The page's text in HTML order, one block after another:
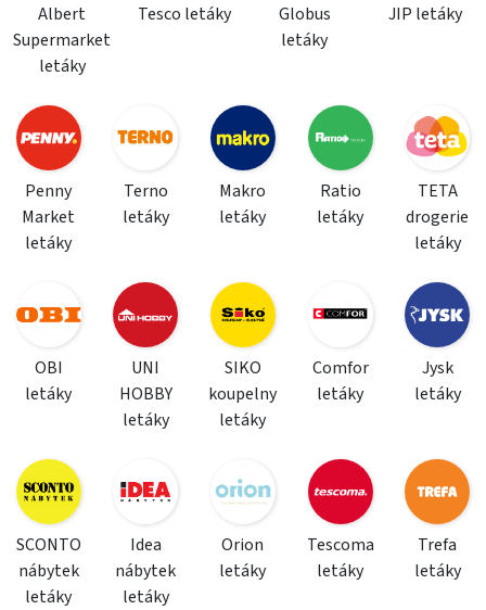
Albert
Supermarket
letáky
Tesco letáky
Globus
letáky
JIP letáky
Penny
Market
letáky
Terno
letáky
Makro
letáky
Ratio
letáky
TETA
drogerie
letáky
OBI
letáky
UNI
HOBBY
letáky
SIKO
koupelny
letáky
Comfor
letáky
Jysk
letáky
SCONTO
nábytek
letáky
Idea
nábytek
letáky
Orion
letáky
Tescoma
letáky
Trefa
letáky